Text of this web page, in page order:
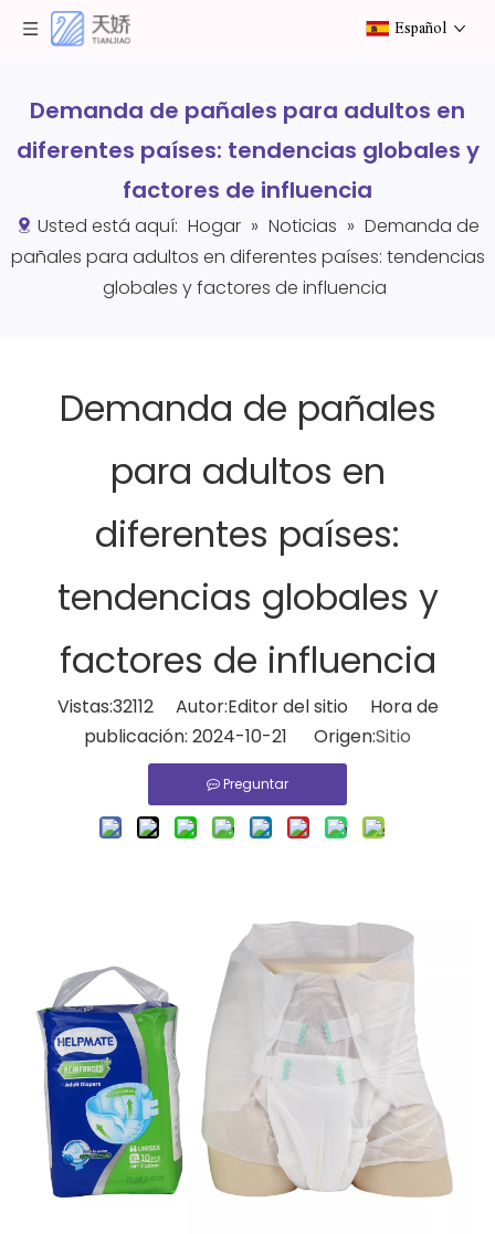
Español
Demanda de pañales para adultos en
diferentes países: tendencias globales y
factores de influencia
Usted está aquí: Hogar » Noticias » Demanda de
pañales para adultos en diferentes países: tendencias
globales y factores de influencia
Demanda de pañales
para adultos en
diferentes países:
tendencias globales y
factores de influencia
Vistas:32112Autor:Editor del sitio Hora de
publicación: 2024-10-21 Origen:Sitio
Preguntar